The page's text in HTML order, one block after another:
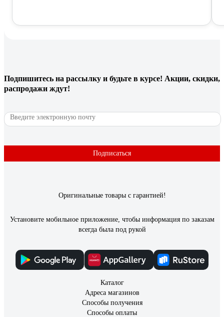
Подпишитесь на рассылку и будьте в курсе! Акции, скидки,
распродажи ждут!
Подписаться
Оригинальные товары с гарантией!
Установите мобильное приложение, чтобы информация по заказам
всегда была под рукой
Каталог
Адреса магазинов
Способы получения
Способы оплаты